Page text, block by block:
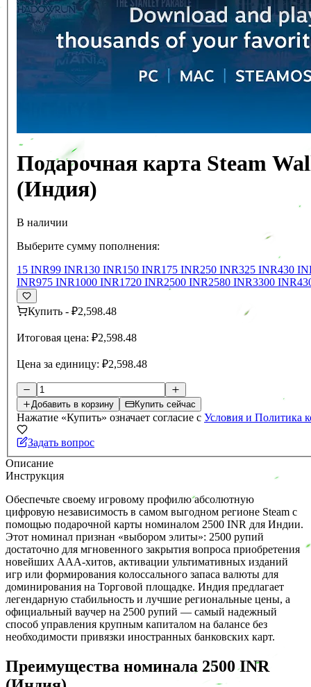
Подарочная карта Steam
(Индия)
В наличии
Выберите сумму пополнения:
15 INR99 INR130 INR150 INR175 INR250 INR325 INR430
INR975 INR1000 INR1720 INR2500 INR2580 INR3300 INR
Купить - ₽2,598.48
Итоговая цена: ₽2,598.48
Цена за единицу: ₽2,598.48
Добавить в корзину Купить сейчас
Нажатие «Купить» означает согласие с Условия и Политика
Задать вопрос
Описание
Инструкция
Обеспечьте своему игровому профилю абсолютную
цифровую независимость в самом выгодном регионе Steam с
помощью подарочной карты номиналом 2500 INR для Индии.
Этот номинал признан «выбором элиты»: 2500 рупий
достаточно для мгновенного закрытия вопроса приобретения
новейших AAA-хитов, активации ультимативных изданий
игр или формирования колоссального запаса валюты для
доминирования на Торговой площадке. Индия предлагает
легендарную стабильность и лучшие региональные цены, а
официальный ваучер на 2500 рупий — самый надежный
способ управления крупным капиталом на балансе без
необходимости привязки иностранных банковских карт.
Преимущества номинала 2500 INR